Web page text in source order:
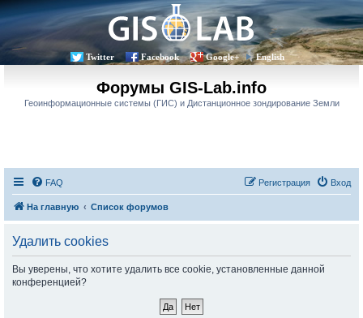
Twitter Facebook Google+ English
Форумы GIS-Lab.info
Геоинформационные системы (ГИС) и Дистанционное зондирование Земли
FAQ Вход
Регистрация
На главную Список форумов
Удалить cookies
Вы уверены, что хотите удалить все cookie, установленные данной
конференцией?